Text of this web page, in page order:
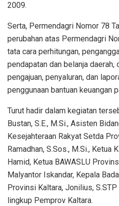
2009.
Serta, Permendagri Nomor 78
perubahan atas Permendagri
tata cara perhitungan,
pendapatan dan belanja
pengajuan, penyaluran, dan
penggunaan bantuan keuangan
Turut hadir dalam kegiatan
Bustan, S.E., M.Si., Asisten
Kesejahteraan Rakyat Setda
Ramadhan, S.Sos., M.Si., Ketua
Hamid, Ketua BAWASLU
Malyantor Iskandar, Kepala
Provinsi Kaltara, Jonilius,
lingkup Pemprov Kaltara.